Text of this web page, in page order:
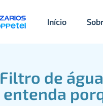
Início
Filtro de
entenda